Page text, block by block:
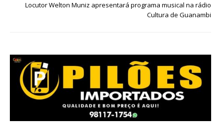
Locutor Welton Muniz apresentará programa musical na rádio
Cultura de Guanambi